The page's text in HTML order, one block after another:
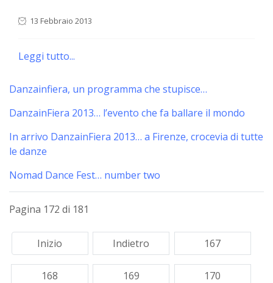
13 Febbraio 2013
Leggi tutto...
Danzainfiera, un programma che stupisce…
DanzainFiera 2013… l’evento che fa ballare il mondo
In arrivo DanzainFiera 2013… a Firenze, crocevia di tutte
le danze
Nomad Dance Fest… number two
Pagina 172 di 181
Inizio Indietro 167
168 169 170